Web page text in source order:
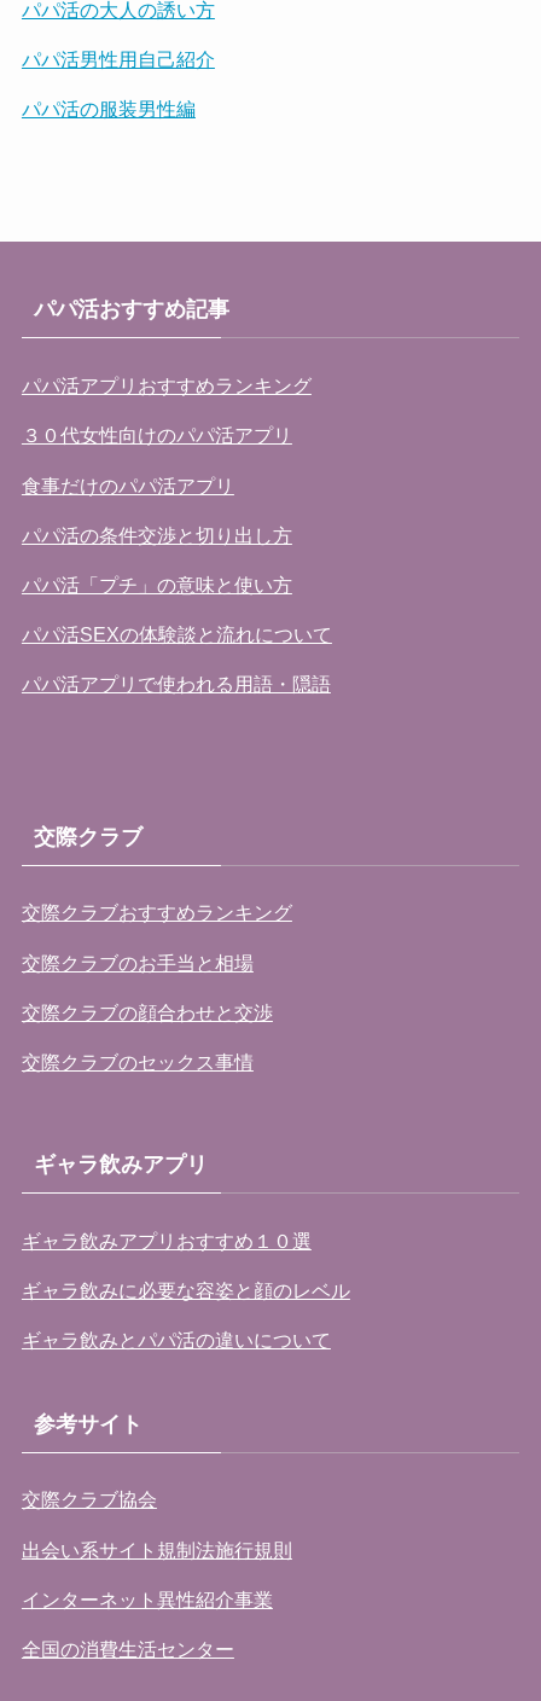
パパ活の大人の誘い方
パパ活男性用自己紹介
パパ活の服装男性編
パパ活おすすめ記事
パパ活アプリおすすめランキング
３０代女性向けのパパ活アプリ
食事だけのパパ活アプリ
パパ活の条件交渉と切り出し方
パパ活「プチ」の意味と使い方
パパ活SEXの体験談と流れについて
パパ活アプリで使われる用語・隠語
交際クラブ
交際クラブおすすめランキング
交際クラブのお手当と相場
交際クラブの顔合わせと交渉
交際クラブのセックス事情
ギャラ飲みアプリ
ギャラ飲みアプリおすすめ１０選
ギャラ飲みに必要な容姿と顔のレベル
ギャラ飲みとパパ活の違いについて
参考サイト
交際クラブ協会
出会い系サイト規制法施行規則
インターネット異性紹介事業
全国の消費生活センター